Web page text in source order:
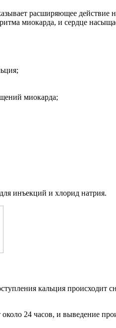
расширяющее действие
миокарда, и сердце
миокарда;
инъекций и хлорид натрия.
кальция происходит
24 часов, и выведение